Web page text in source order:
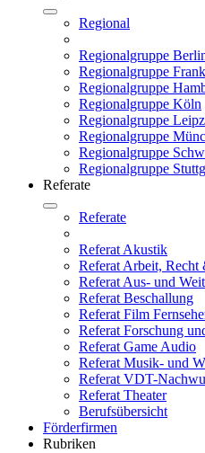
Regional
Regionalgruppe
Regionalgruppe
Regionalgruppe
Regionalgruppe Köln
Regionalgruppe
Regionalgruppe
Regionalgruppe
Regionalgruppe
Referate
Referate
Referat Akustik
Referat Arbeit, Recht
Referat Aus- und
Referat Beschallung
Referat Film
Referat Forschung
Referat Game Audio
Referat Musik- und
Referat VDT-
Referat Theater
Berufsübersicht
Förderfirmen
Rubriken